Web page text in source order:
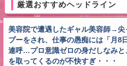
厳選おすすめヘッドライン
美容院で遭遇したギャル美容師→尖
プーをされ、仕事の愚痴には「月8
連呼…プロ意識ゼロの身だしなみと
を取ってくるのが不快すぎ・・・